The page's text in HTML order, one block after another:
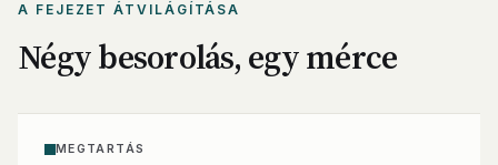
A FEJEZET ÁTVILÁGÍTÁSA
Négy besorolás, egy mérce
MEGTARTÁS